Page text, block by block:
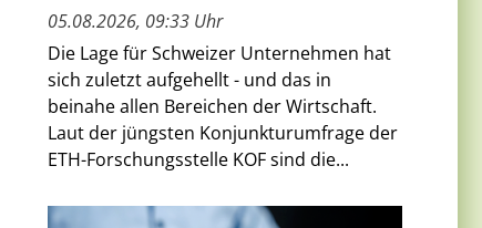
05.08.2026, 09:33 Uhr
Die Lage für Schweizer Unternehmen hat
sich zuletzt aufgehellt - und das in
beinahe allen Bereichen der Wirtschaft.
Laut der jüngsten Konjunkturumfrage der
ETH-Forschungsstelle KOF sind die...